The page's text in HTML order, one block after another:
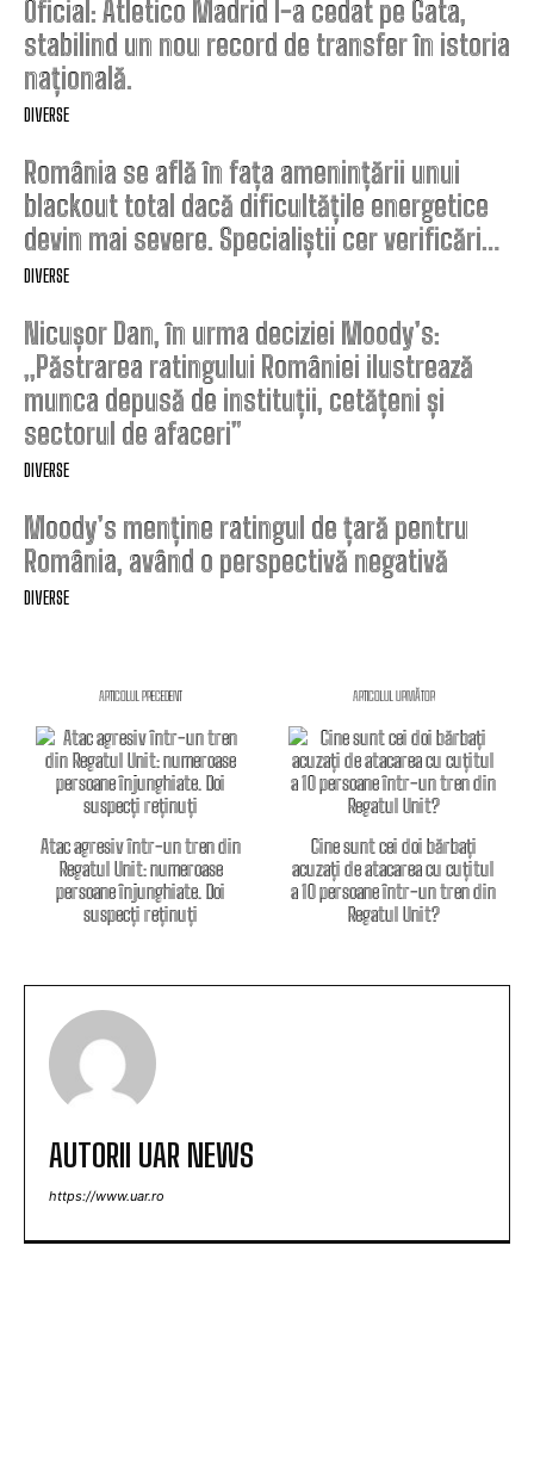
Oficial: Atletico Madrid l-a cedat pe Gata,
stabilind un nou record de transfer în istoria
națională.
DIVERSE
România se află în fața amenințării unui
blackout total dacă dificultățile energetice
devin mai severe. Specialiștii cer verificări…
DIVERSE
Nicușor Dan, în urma deciziei Moody’s:
„Păstrarea ratingului României ilustrează
munca depusă de instituții, cetățeni și
sectorul de afaceri”
DIVERSE
Moody’s menține ratingul de țară pentru
România, având o perspectivă negativă
DIVERSE
ARTICOLUL PRECEDENT
Atac agresiv într-un tren din
Regatul Unit: numeroase
persoane înjunghiate. Doi
suspecți reținuți
ARTICOLUL URMĂTOR
Cine sunt cei doi bărbați
acuzați de atacarea cu cuțitul
a 10 persoane într-un tren din
Regatul Unit?
AUTORII UAR NEWS
https://www.uar.ro